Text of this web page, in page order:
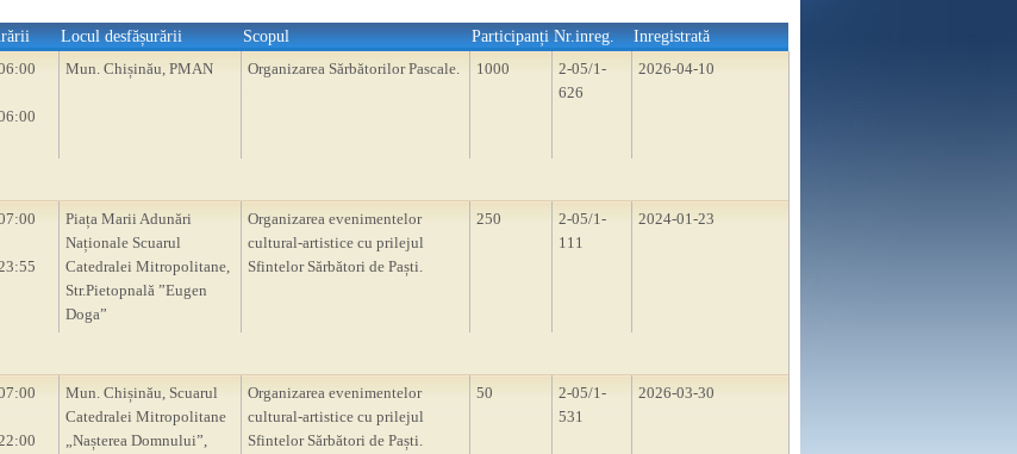
Locul desfășurării Scopul Participanți Nr.inreg.
Inregistrată
Mun. Chișinău, PMAN Organizarea Sărbătorilor Pascale. 1000
2-05/1-
626
2026-04-10
Piața Marii Adunări
Naționale Scuarul
Catedralei Mitropolitane,
Str.Pietopnală ”Eugen
Doga”
Organizarea evenimentelor
cultural-artistice cu prilejul
Sfintelor Sărbători de Paști.
250
2-05/1-
111
2024-01-23
Mun. Chișinău, Scuarul
Catedralei Mitropolitane
„Nașterea Domnului”,
Organizarea evenimentelor
cultural-artistice cu prilejul
Sfintelor Sărbători de Paști.
50
2-05/1-
531
2026-03-30